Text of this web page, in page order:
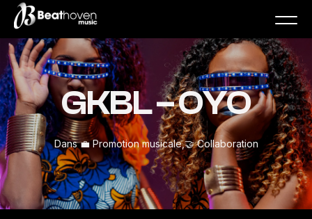
GKBL – OYO
Dans💼 Promotion musicale,🤝 Collaboration